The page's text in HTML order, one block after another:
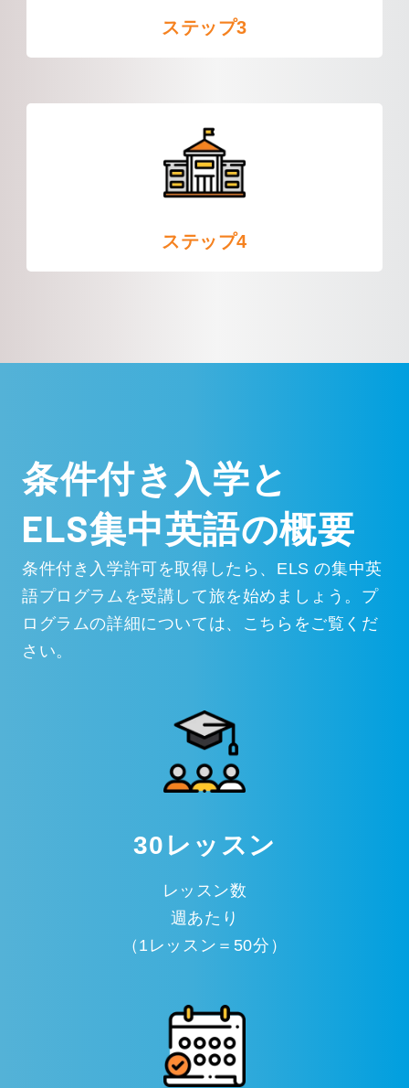
ステップ3
ステップ4
条件付き入学と
ELS集中英語の概要
条件付き入学許可を取得したら、ELS の集中英
語プログラムを受講して旅を始めましょう。プ
ログラムの詳細については、こちらをご覧くだ
さい。
30レッスン
レッスン数
週あたり
（1レッスン＝50分）